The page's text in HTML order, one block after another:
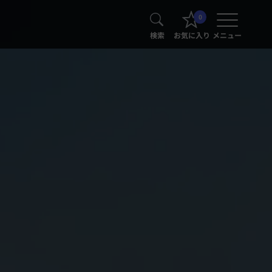
検索
0
お気に入り メニュー